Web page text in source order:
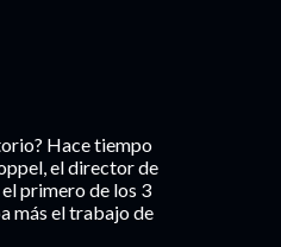
Hace tiempo
el director de
primero de los 3
más el trabajo de